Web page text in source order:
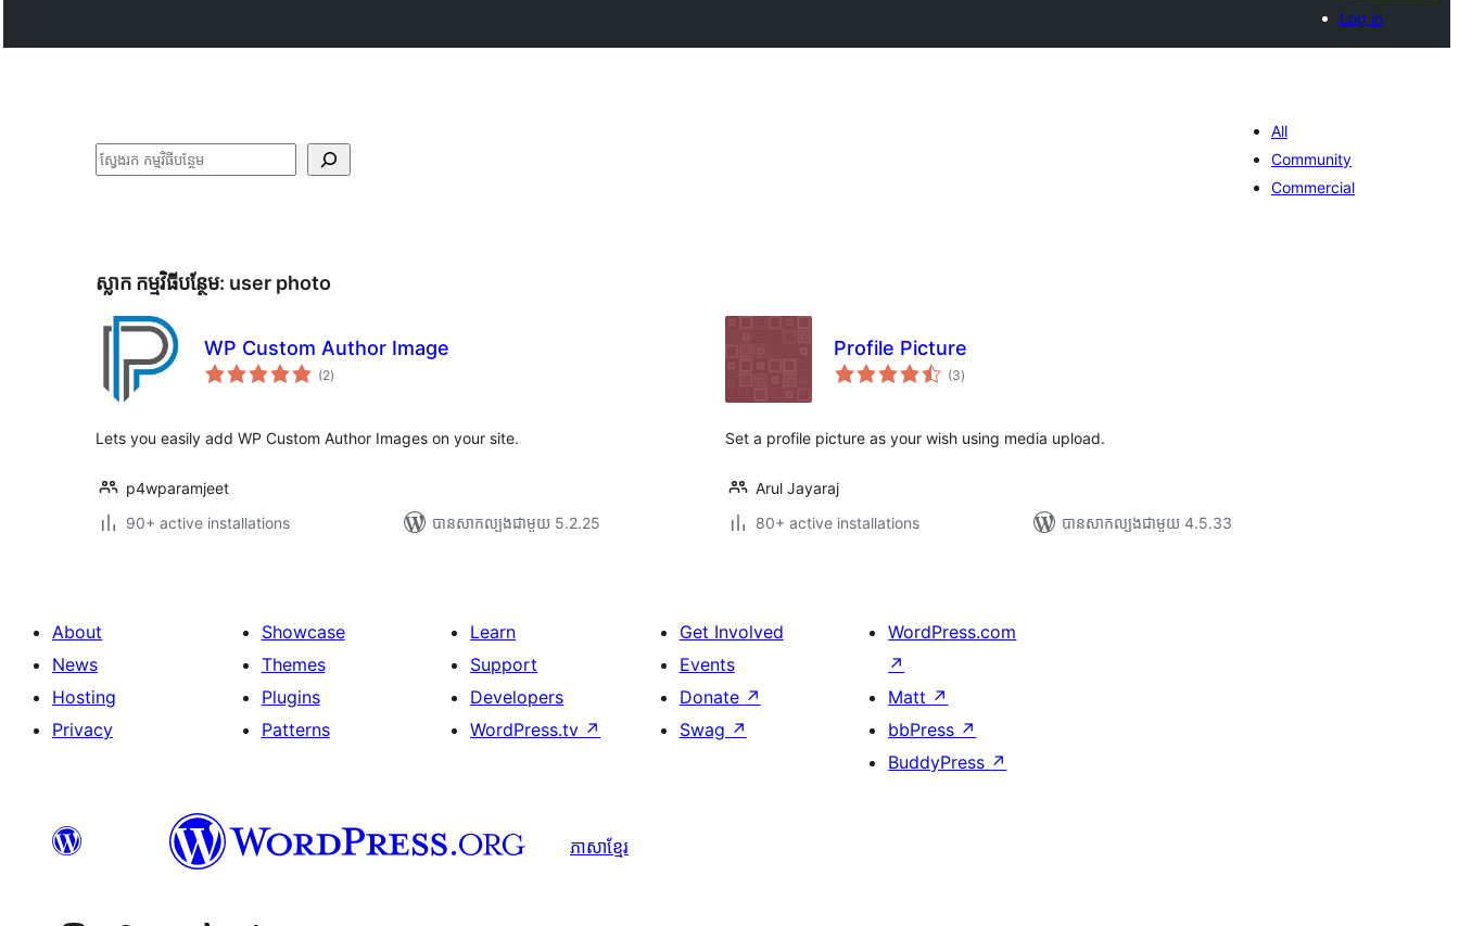
Log in
ស្វែងរក
All
Community
Commercial
ស្លាក​ កម្មវិធីបន្ថែម: user photo
WP Custom Author Image
(2ការ
វាយ
)
Lets you easily add WP Custom Author Images on your site.
p4wparamjeet
90+ active installations
បាន​សាកល្បង​ជាមួយ 5.2.25
Profile Picture
(3ការ
វាយ
)
Set a profile picture as your wish using media upload.
Arul Jayaraj
80+ active installations
បាន​សាកល្បង​ជាមួយ 4.5.33
About
News
Hosting
Privacy
Showcase
Themes
Plugins
Patterns
Learn
Support
Developers
WordPress.tv ↗
Get Involved
Events
Donate ↗
Swag ↗
WordPress.com
↗
Matt ↗
bbPress ↗
BuddyPress ↗
ភាសា​ខ្មែរ